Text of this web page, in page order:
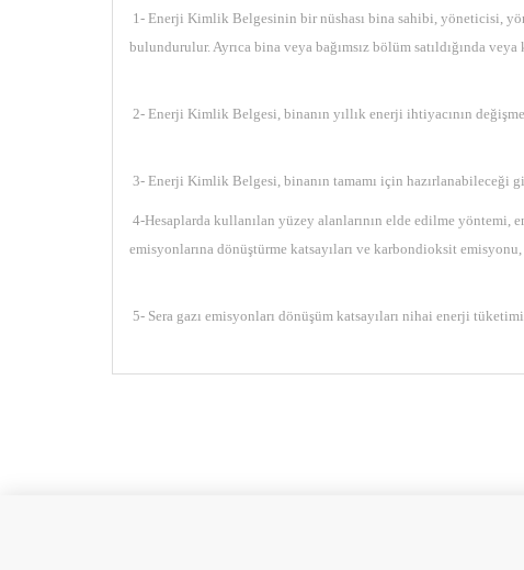
1- Enerji Kimlik Belgesinin bir nüshası bina sahibi, yöneticisi,
bulundurulur. Ayrıca bina veya bağımsız bölüm satıldığında
2- Enerji Kimlik Belgesi, binanın yıllık enerji ihtiyacının
3- Enerji Kimlik Belgesi, binanın tamamı için hazırlanabileceği
4-Hesaplarda kullanılan yüzey alanlarının elde edilme
emisyonlarına dönüştürme katsayıları ve karbondioksit
5- Sera gazı emisyonları dönüşüm katsayıları nihai enerji